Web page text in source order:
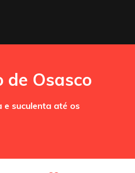
Osasco
e suculenta até os